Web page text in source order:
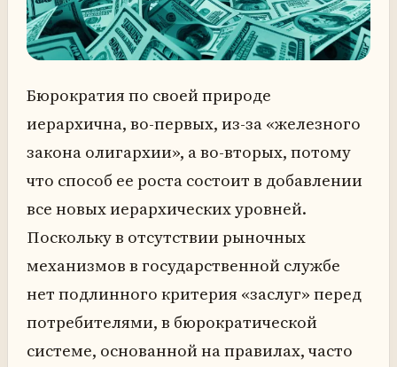
Бюрократия по своей природе
иерархична, во-первых, из-за «железного
закона олигархии», а во-вторых, потому
что способ ее роста состоит в добавлении
все новых иерархических уровней.
Поскольку в отсутствии рыночных
механизмов в государственной службе
нет подлинного критерия «заслуг» перед
потребителями, в бюрократической
системе, основанной на правилах, часто